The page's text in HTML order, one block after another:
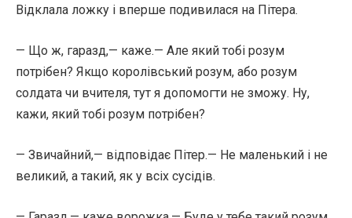
Відклала ложку і вперше подивилася на Пітера.
— Що ж, гаразд,— каже.— Але який тобі розум
потрібен? Якщо королівський розум, або розум
солдата чи вчителя, тут я допомогти не зможу. Ну,
кажи, який тобі розум потрібен?
— Звичайний,— відповідає Пітер.— Не маленький і не
великий, а такий, як у всіх сусідів.